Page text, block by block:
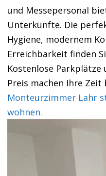
und Messepersonal
Unterkünfte. Die
Hygiene, modernem
Erreichbarkeit finden
Kostenlose
Preis machen Ihre Zeit
Monteurzimmer Lahr
wohnen.